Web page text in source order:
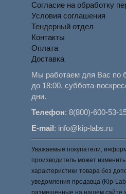
Согласие на обработку
Условия соглашения
Тендерный отдел
Контакты
Оплата
Доставка
Мы работаем для Вас по
до 18:00, суббота-
дни.
Телефон:8(800)-600-53-
E-mail: info@kip-labs.ru
Уважаемые покупатели,
производитель может
характеристики товара без
уведомления продавца (Kip-
размещенные на нашем сайте